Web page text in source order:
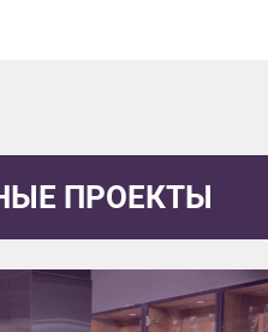
ПРОЕКТЫ